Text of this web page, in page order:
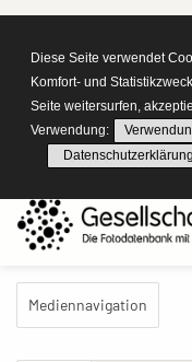
Diese Seite verwendet
Komfort- und
Seite weitersurfen,
Verwendung:
Datenschutzerklärung
Mediennavigation